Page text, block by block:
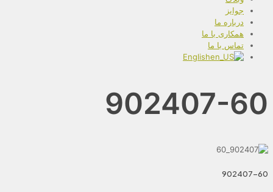
جوایز
درباره ما
همکاری با ما
تماس با ما
English
902407-60
902407-60